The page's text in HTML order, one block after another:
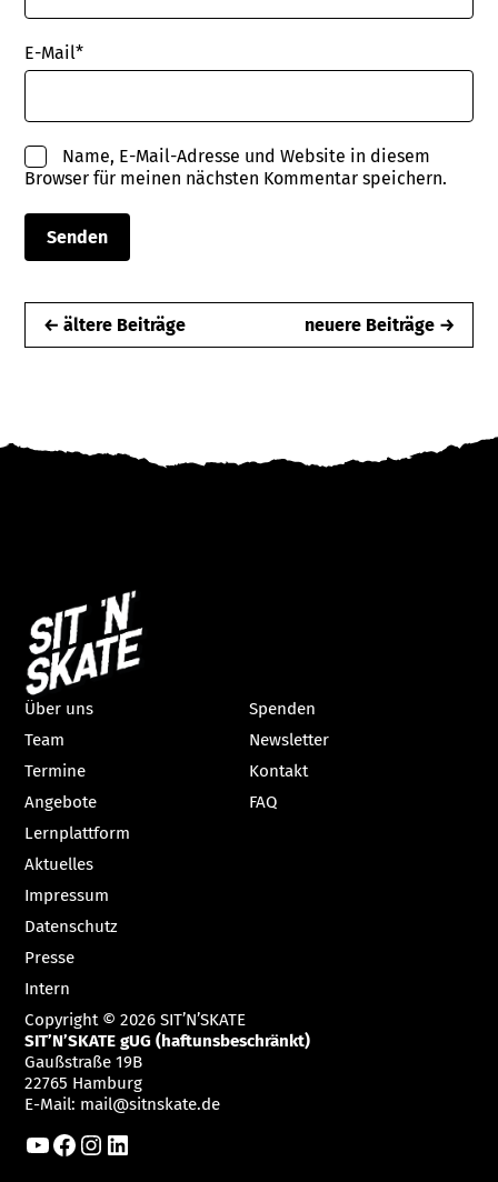
E-Mail*
Name, E-Mail-Adresse und Website in diesem
Browser für meinen nächsten Kommentar speichern.
← ältere Beiträge neuere Beiträge →
Über uns
Team
Termine
Angebote
Lernplattform
Aktuelles
Spenden
Newsletter
Kontakt
FAQ
Impressum
Datenschutz
Presse
Intern
Copyright © 2026 SIT’N’SKATE
SIT’N’SKATE gUG (haftunsbeschränkt)
Gaußstraße 19B
22765 Hamburg
E-Mail: mail@sitnskate.de
YouTube Facebook Instagram LinkedIn